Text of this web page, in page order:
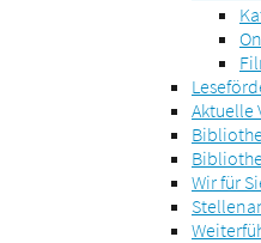
Aktuelle
Wir für